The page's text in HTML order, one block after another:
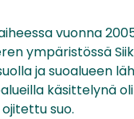
vuonna
ympäristössä
ja suoalueen
käsittelynä
suo.